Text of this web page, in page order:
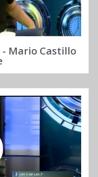
Mario Castillo